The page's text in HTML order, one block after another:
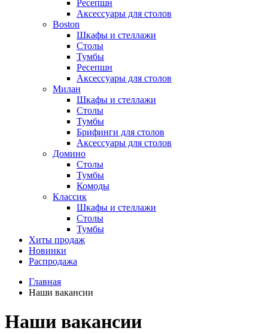
Ресепшн
Аксессуары для столов
Boston
Шкафы и стеллажи
Столы
Тумбы
Ресепшн
Аксессуары для столов
Милан
Шкафы и стеллажи
Столы
Тумбы
Брифинги для столов
Аксессуары для столов
Домино
Столы
Тумбы
Комоды
Классик
Шкафы и стеллажи
Столы
Тумбы
Хиты продаж
Новинки
Распродажа
Главная
Наши вакансии
Наши вакансии